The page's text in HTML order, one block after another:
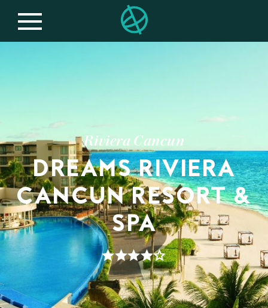
Riviera Cancun
DREAMS RIVIERA
CANCUN RESORT &
SPA